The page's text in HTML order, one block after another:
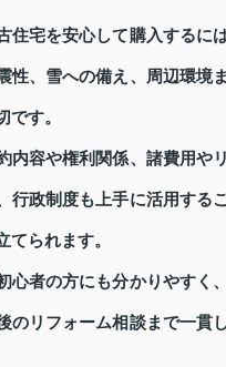
住宅を安心して購入するに
性、雪への備え、周辺環境
です。
内容や権利関係、諸費用や
行政制度も上手に活用する
てられます。
心者の方にも分かりやすく
のリフォーム相談まで一貫